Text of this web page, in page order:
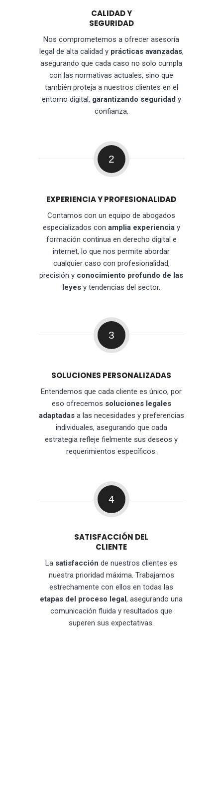
CALIDAD Y
SEGURIDAD
Nos comprometemos a ofrecer asesoría
legal de alta calidad y prácticas avanzadas,
asegurando que cada caso no solo cumpla
con las normativas actuales, sino que
también proteja a nuestros clientes en el
entorno digital, garantizando seguridad y
confianza.
2
EXPERIENCIA Y PROFESIONALIDAD
Contamos con un equipo de abogados
especializados con amplia experienciay
formación continua en derecho digital e
internet, lo que nos permite abordar
cualquier caso con profesionalidad,
precisión y conocimiento profundo de las
leyes y tendencias del sector.
3
SOLUCIONES PERSONALIZADAS
Entendemos que cada cliente es único, por
eso ofrecemos soluciones legales
adaptadasa las necesidades y preferencias
individuales, asegurando que cada
estrategia refleje fielmente sus deseos y
requerimientos específicos.
4
SATISFACCIÓN DEL
CLIENTE
La satisfacción de nuestros clientes es
nuestra prioridad máxima. Trabajamos
estrechamente con ellos en todas las
etapas del proceso legal, asegurando una
comunicación fluida y resultados que
superen sus expectativas.